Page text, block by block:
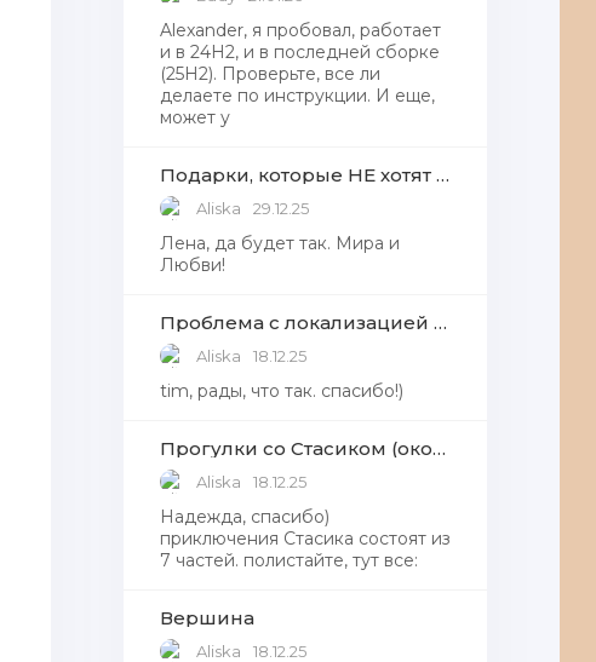
Alexander, я пробовал, работает
и в 24H2, и в последней сборке
(25H2). Проверьте, все ли
делаете по инструкции. И еще,
может у
Подарки, которые НЕ хотят получать от Деда Мороза
Aliska 29.12.25
Лена, да будет так. Мира и
Любви!
Проблема с локализацией языков Windows Defender, Microsoft Store в Windows 11
Aliska 18.12.25
tim, рады, что так. спасибо!)
Прогулки со Стасиком (окончание)
Aliska 18.12.25
Надежда, спасибо)
приключения Стасика состоят из
7 частей. полистайте, тут все:
Вершина
Aliska 18.12.25